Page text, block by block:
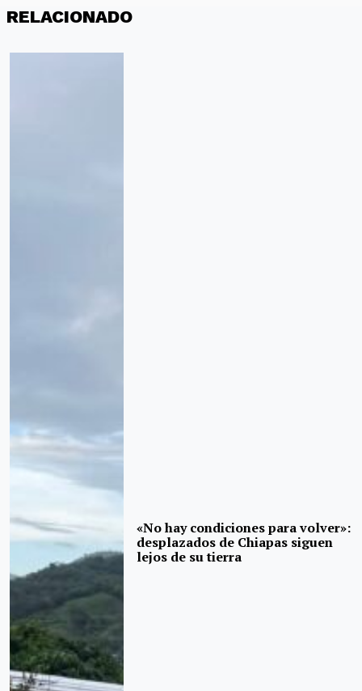
RELACIONADO
«No hay condiciones para volver»:
desplazados de Chiapas siguen
lejos de su tierra